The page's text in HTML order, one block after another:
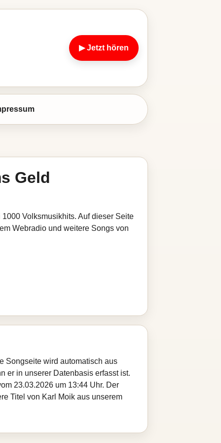
▶ Jetzt hören
Geld
Volksmusikhits. Auf dieser Seite
Webradio und weitere Songs von
Songseite wird automatisch aus
er in unserer Datenbasis erfasst ist.
23.03.2026 um 13:44 Uhr. Der
Titel von Karl Moik aus unserem